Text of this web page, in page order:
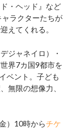
・ヘッド』など
ラクターたちが
えてくれる。
ジャネイロ）・
界7カ国9都市を
ベント。子ども
無限の想像力、
）10時からチケ